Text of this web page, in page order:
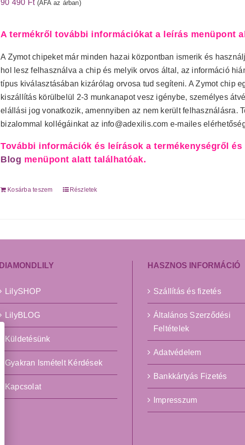
90 490 Ft (ÁFA az árban)
A termékről további információkat a leírás menüpont
A Zymot chipeket már minden hazai központban ismerik és
hol lesz felhasználva a chip és melyik orvos által, az információ
típus kiválasztásában kizárólag orvosa tud segíteni. A Zymot chip
kiszállítás körülbelül 2-3 munkanapot vesz igénybe, személyes
elállási jog vonatkozik, amennyiben az nem került felhasználásra.
bizalommal kollégáinkat az info@adexilis.com e-mailes
További információk és leírások a termékenységről
Blog menüpont alatt találhatóak.
Kosárba teszem Részletek
DIAMONDLILY
LilySHOP
LilyBLOG
Küldetésünk
Gyakran Ismételt Kérdések
Kapcsolat
HASZNOS INFORMÁCIÓ
Szállítás és fizetés
Általános Szerződési
Feltételek
Adatvédelem
Bankkártyás Fizetés
Impresszum